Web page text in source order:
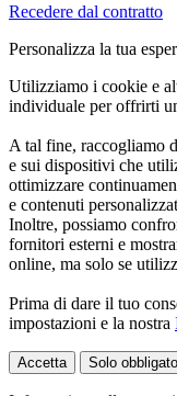
Recedere dal contratto
Personalizza la tua
Utilizziamo i cookie e
individuale per offrirti
A tal fine, raccogliamo
e sui dispositivi che
ottimizzare
e contenuti
Inoltre, possiamo
fornitori esterni e
online, ma solo se
Prima di dare il tuo
impostazioni e la nostra
Accetta Solo